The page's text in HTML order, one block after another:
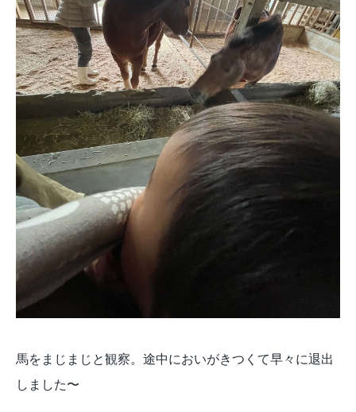
馬をまじまじと観察。途中においがきつくて早々に退出
しました〜